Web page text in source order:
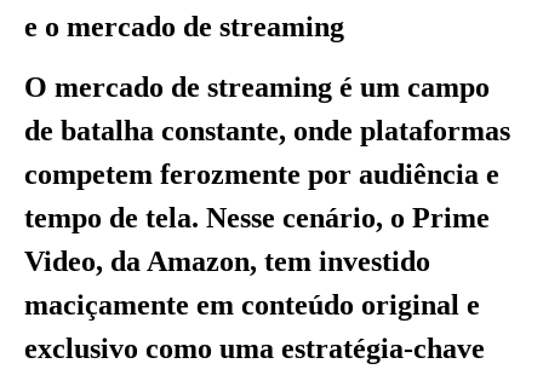
e o mercado de streaming
O mercado de streaming é um campo
de batalha constante, onde plataformas
competem ferozmente por audiência e
tempo de tela. Nesse cenário, o Prime
Video, da Amazon, tem investido
maciçamente em conteúdo original e
exclusivo como uma estratégia-chave